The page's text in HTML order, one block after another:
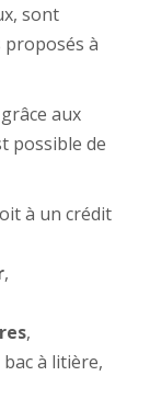
sont
proposés à
aux
possible de
à un crédit
,
,
à litière,